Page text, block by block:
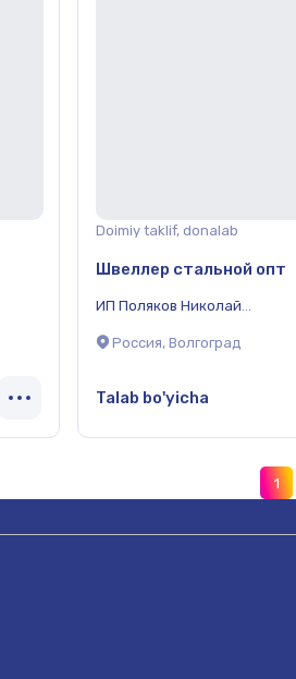
Doimiy taklif, donalab
Швеллер стальной опт
ИП Поляков Николай
Россия, Волгоград
Talab bo'yicha
1